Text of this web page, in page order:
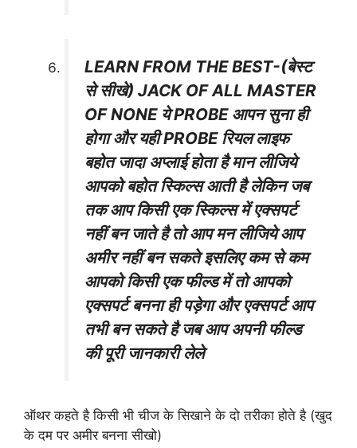
LEARN FROM THE BEST-(बेस्ट
से सीखे) JACK OF ALL MASTER
OF NONE ये PROBE आपन सुना ही
होगा और यही PROBE रियल लाइफ
बहोत जादा अप्लाई होता है मान लीजिये
आपको बहोत स्किल्स आती है लेकिन जब
तक आप किसी एक स्किल्स में एक्सपर्ट
नहीं बन जाते है तो आप मन लीजिये आप
अमीर नहीं बन सकते इसलिए कम से कम
आपको किसी एक फील्ड में तो आपको
एक्सपर्ट बनना ही पड़ेगा और एक्सपर्ट आप
तभी बन सकते है जब आप अपनी फील्ड
की पूरी जानकारी लेले
ऑथर कहते है किसी भी चीज के सिखाने के दो तरीका होते है (खुद
के दम पर अमीर बनना सीखो)